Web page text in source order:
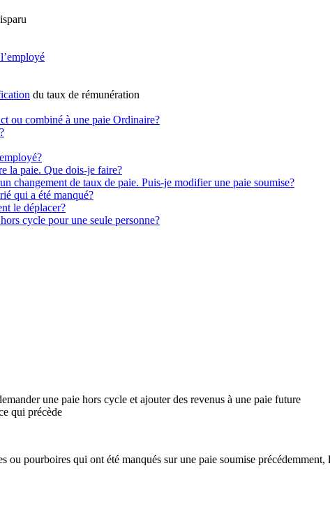
du taux de rémunération
ou combiné à une paie Ordinaire?
la paie. Que dois-je faire?
changement de taux de paie. Puis-je modifier une paie soumise?
qui a été manqué?
le déplacer?
cycle pour une seule personne?
une paie hors cycle et ajouter des revenus à une paie future
qui précède
ou pourboires qui ont été manqués sur une paie soumise